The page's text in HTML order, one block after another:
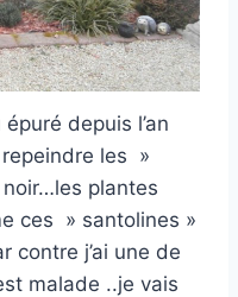
depuis l’an
les »
plantes
ces » santolines »
contre j’ai une de
malade ..je vais